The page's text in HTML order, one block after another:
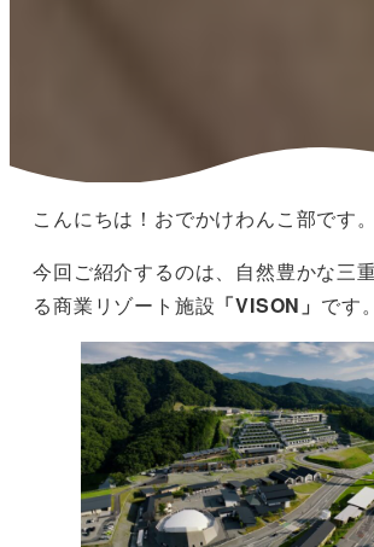
こんにちは！おでかけわんこ部です。
今回ご紹介するのは、自然豊かな三
る商業リゾート施設 「VISON」 です。